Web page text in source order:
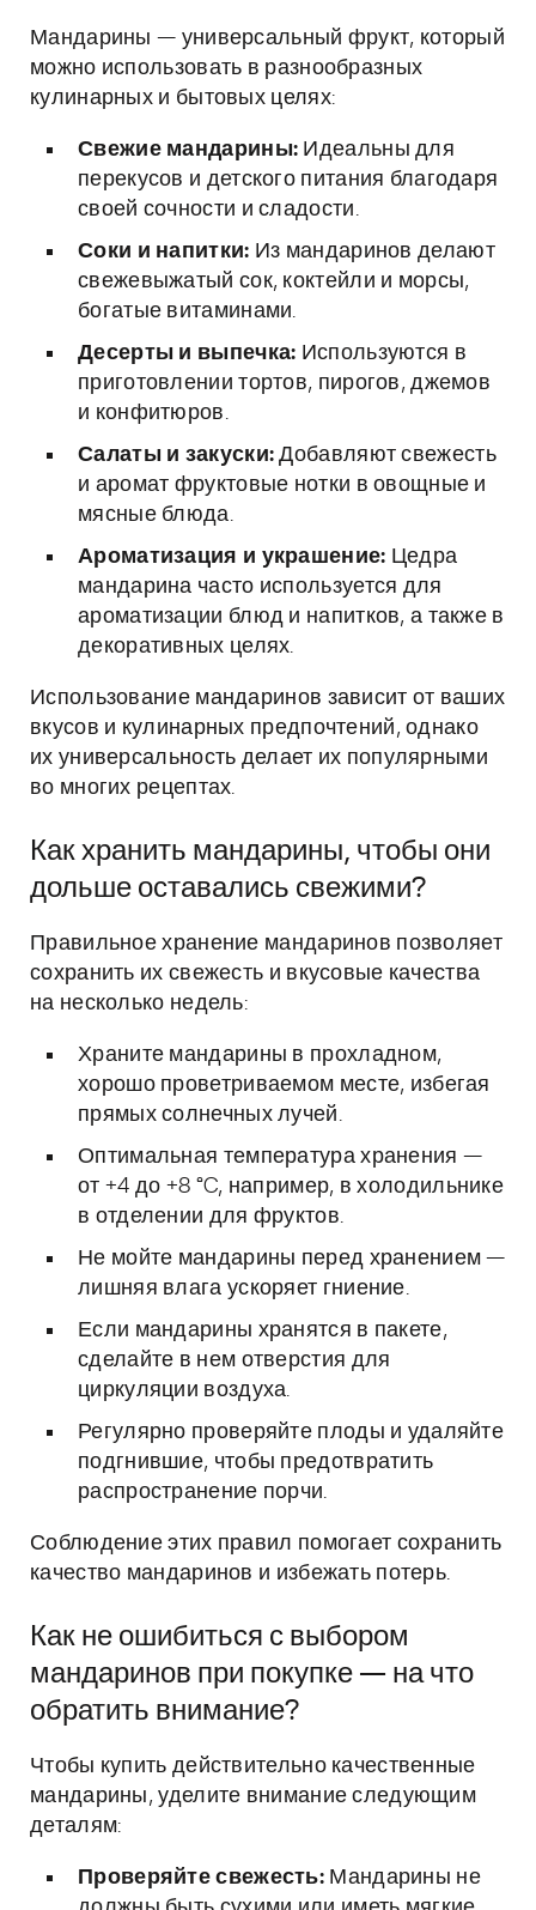
Мандарины — универсальный фрукт, который
можно использовать в разнообразных
кулинарных и бытовых целях:
Свежие мандарины: Идеальны для
перекусов и детского питания благодаря
своей сочности и сладости.
Соки и напитки: Из мандаринов делают
свежевыжатый сок, коктейли и морсы,
богатые витаминами.
Десерты и выпечка: Используются в
приготовлении тортов, пирогов, джемов
и конфитюров.
Салаты и закуски: Добавляют свежесть
и аромат фруктовые нотки в овощные и
мясные блюда.
Ароматизация и украшение: Цедра
мандарина часто используется для
ароматизации блюд и напитков, а также в
декоративных целях.
Использование мандаринов зависит от ваших
вкусов и кулинарных предпочтений, однако
их универсальность делает их популярными
во многих рецептах.
Как хранить мандарины, чтобы они
дольше оставались свежими?
Правильное хранение мандаринов позволяет
сохранить их свежесть и вкусовые качества
на несколько недель:
Храните мандарины в прохладном,
хорошо проветриваемом месте, избегая
прямых солнечных лучей.
Оптимальная температура хранения —
от +4 до +8 °C, например, в холодильнике
в отделении для фруктов.
Не мойте мандарины перед хранением —
лишняя влага ускоряет гниение.
Если мандарины хранятся в пакете,
сделайте в нем отверстия для
циркуляции воздуха.
Регулярно проверяйте плоды и удаляйте
подгнившие, чтобы предотвратить
распространение порчи.
Соблюдение этих правил помогает сохранить
качество мандаринов и избежать потерь.
Как не ошибиться с выбором
мандаринов при покупке — на что
обратить внимание?
Чтобы купить действительно качественные
мандарины, уделите внимание следующим
деталям:
Проверяйте свежесть: Мандарины не